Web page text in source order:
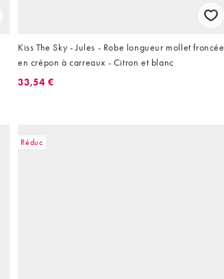
Kiss The Sky - Jules - Robe longueur mollet froncée
en crépon à carreaux - Citron et blanc
33,54 €
Réduc